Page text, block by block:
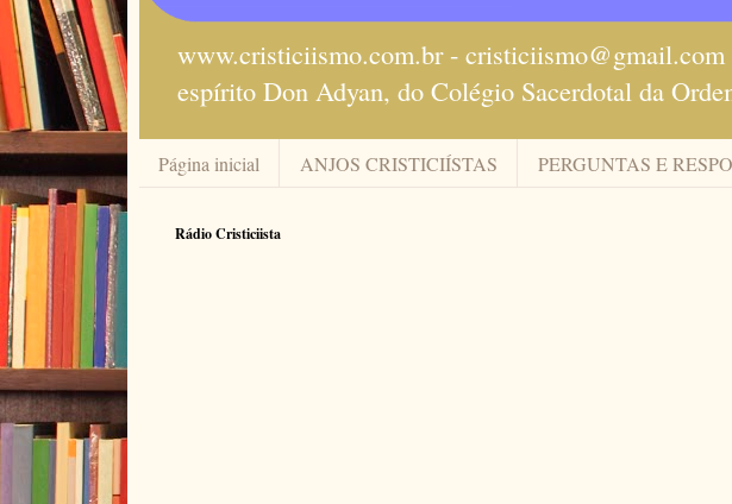
www.cristiciismo.com.br - cristiciismo@gmail.com
espírito Don Adyan, do Colégio Sacerdotal da
Página inicial ANJOS CRISTICIÍSTAS PERGUNTAS E
Rádio Cristiciista